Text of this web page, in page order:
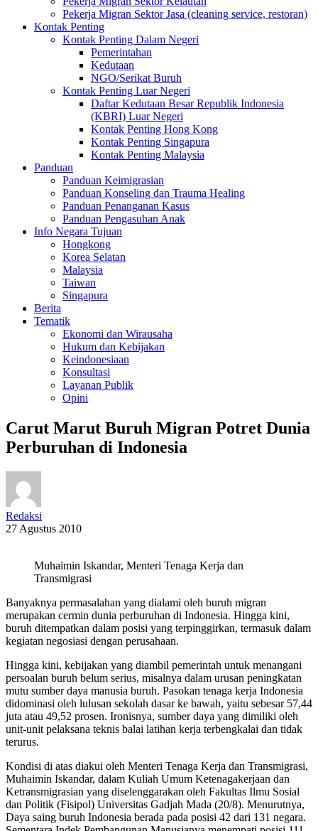
Pekerja Migran Sektor Jasa (cleaning service, restoran)
Kontak Penting
Kontak Penting Dalam Negeri
Pemerintahan
Kedutaan
NGO/Serikat Buruh
Kontak Penting Luar Negeri
Daftar Kedutaan Besar Republik Indonesia
(KBRI) Luar Negeri
Kontak Penting Hong Kong
Kontak Penting Singapura
Kontak Penting Malaysia
Panduan
Panduan Keimigrasian
Panduan Konseling dan Trauma Healing
Panduan Penanganan Kasus
Panduan Pengasuhan Anak
Info Negara Tujuan
Hongkong
Korea Selatan
Malaysia
Taiwan
Singapura
Berita
Tematik
Ekonomi dan Wirausaha
Hukum dan Kebijakan
Keindonesiaan
Konsultasi
Layanan Publik
Opini
Carut Marut Buruh Migran Potret Dunia
Perburuhan di Indonesia
Redaksi
27 Agustus 2010
Muhaimin Iskandar, Menteri Tenaga Kerja dan
Transmigrasi
Banyaknya permasalahan yang dialami oleh buruh migran
merupakan cermin dunia perburuhan di Indonesia. Hingga kini,
buruh ditempatkan dalam posisi yang terpinggirkan, termasuk dalam
kegiatan negosiasi dengan perusahaan.
Hingga kini, kebijakan yang diambil pemerintah untuk menangani
persoalan buruh belum serius, misalnya dalam urusan peningkatan
mutu sumber daya manusia buruh. Pasokan tenaga kerja Indonesia
didominasi oleh lulusan sekolah dasar ke bawah, yaitu sebesar 57,44
juta atau 49,52 prosen. Ironisnya, sumber daya yang dimiliki oleh
unit-unit pelaksana teknis balai latihan kerja terbengkalai dan tidak
terurus.
Kondisi di atas diakui oleh Menteri Tenaga Kerja dan Transmigrasi,
Muhaimin Iskandar, dalam Kuliah Umum Ketenagakerjaan dan
Ketransmigrasian yang diselenggarakan oleh Fakultas Ilmu Sosial
dan Politik (Fisipol) Universitas Gadjah Mada (20/8). Menurutnya,
Daya saing buruh Indonesia berada pada posisi 42 dari 131 negara.